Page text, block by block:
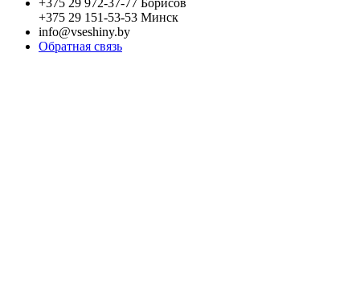
+375 29 151-53-53 Минск
info@vseshiny.by
Обратная связь